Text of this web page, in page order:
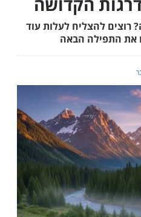
הקדושה
לעלות עוד
הבאה